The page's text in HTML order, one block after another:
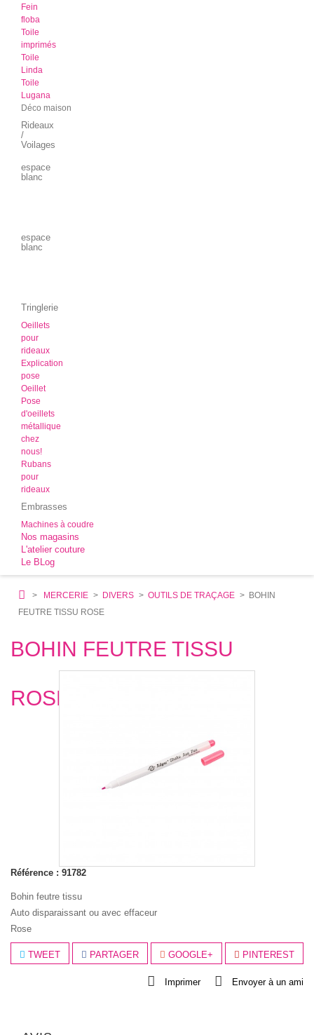
Fein
floba
Toile
imprimés
Toile
Linda
Toile
Lugana
Déco maison
Rideaux
/
Voilages
espace
blanc
espace
blanc
Tringlerie
Oeillets
pour
rideaux
Explication
pose
Oeillet
Pose
d'oeillets
métallique
chez
nous!
Rubans
pour
rideaux
Embrasses
Machines à coudre
Nos magasins
L'atelier couture
Le BLog
> MERCERIE > DIVERS > OUTILS DE TRAÇAGE >
BOHIN
FEUTRE TISSU ROSE
BOHIN FEUTRE TISSU
ROSE
Référence : 91782
Bohin feutre tissu
Auto disparaissant ou avec effaceur
Rose
TWEET PARTAGER GOOGLE+ PINTEREST
Envoyer à un ami
Imprimer